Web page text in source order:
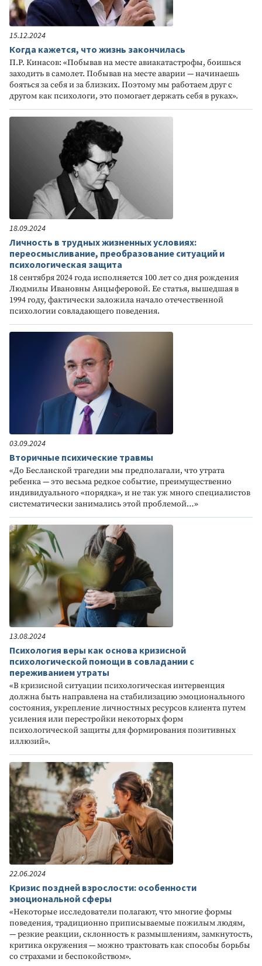
15.12.2024
Когда кажется, что жизнь закончилась
П.Р. Кинасов: «Побывав на месте авиакатастрофы, боишься
заходить в самолет. Побывав на месте аварии — начинаешь
бояться за себя и за близких. Поэтому мы работаем друг с
другом как психологи, это помогает держать себя в руках».
18.09.2024
Личность в трудных жизненных условиях:
переосмысливание, преобразование ситуаций и
психологическая защита
18 сентября 2024 года исполняется 100 лет со дня рождения
Людмилы Ивановны Анцыферовой. Ее статья, вышедшая в
1994 году, фактически заложила начало отечественной
психологии совладающего поведения.
03.09.2024
Вторичные психические травмы
«До Бесланской трагедии мы предполагали, что утрата
ребенка — это весьма редкое событие, преимущественно
индивидуального «порядка», и не так уж много специалистов
систематически занимались этой проблемой…»
13.08.2024
Психология веры как основа кризисной
психологической помощи в совладании с
переживанием утраты
«В кризисной ситуации психологическая интервенция
должна быть направлена на стабилизацию эмоционального
состояния, укрепление личностных ресурсов клиента путем
усиления или перестройки некоторых форм
психологической защиты для формирования позитивных
иллюзий».
22.06.2024
Кризис поздней взрослости: особенности
эмоциональной сферы
«Некоторые исследователи полагают, что многие формы
поведения, традиционно приписываемые пожилым людям,
— резкие реакции, склонность к размышлениям, замкнутость,
критика окружения — можно трактовать как способы борьбы
со страхами и беспокойством».